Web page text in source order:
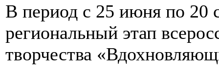
В период с 25 июня по 20
региональный этап
творчества